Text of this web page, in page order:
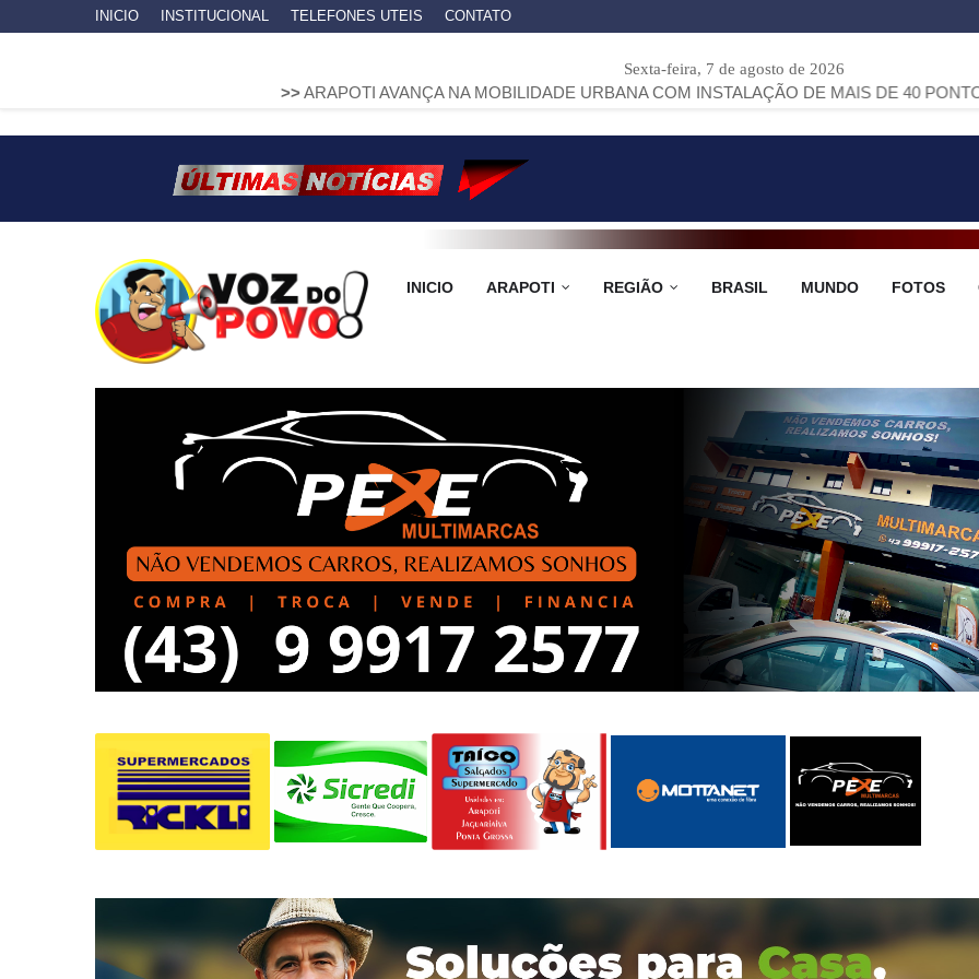
INICIO INSTITUCIONAL TELEFONES UTEIS CONTATO
Sexta-feira, 7 de agosto de 2026
ARAPOTI AVANÇA NA MOBILIDADE URBANA COM INSTALAÇÃO DE MAIS DE 40 PONTOS DE
INICIO ARAPOTI REGIÃO BRASIL MUNDO FOTOS